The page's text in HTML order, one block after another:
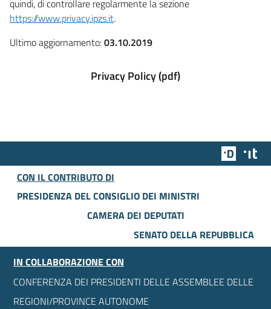
quindi, di controllare regolarmente la sezione
https://www.privacy.ipzs.it.
Ultimo aggiornamento:03.10.2019
Privacy Policy (pdf)
Team
CON IL CONTRIBUTO DI
PRESIDENZA DEL CONSIGLIO DEI MINISTRI
CAMERA DEI DEPUTATI
SENATO DELLA REPUBBLICA
IN COLLABORAZIONE CON
CONFERENZA DEI PRESIDENTI DELLE ASSEMBLEE DELLE
REGIONI/PROVINCE AUTONOME